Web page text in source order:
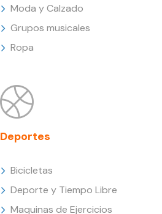
Moda y Calzado
Grupos musicales
Ropa
Deportes
Bicicletas
Deporte y Tiempo Libre
Maquinas de Ejercicios